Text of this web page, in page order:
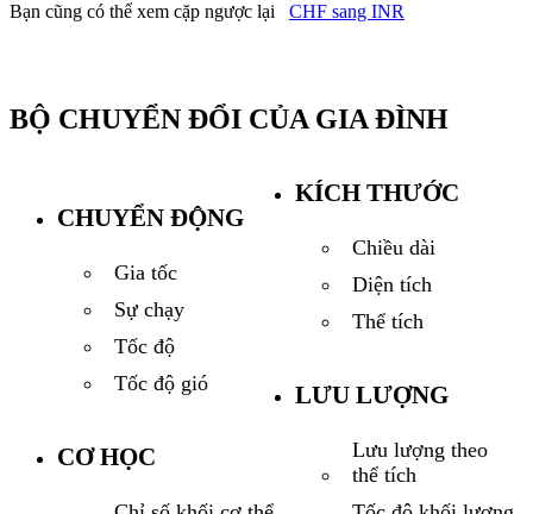
Bạn cũng có thể xem cặp ngược lại CHF sang INR
BỘ CHUYỂN ĐỔI CỦA GIA ĐÌNH
CHUYỂN ĐỘNG
Gia tốc
Sự chạy
Tốc độ
Tốc độ gió
CƠ HỌC
KÍCH THƯỚC
Chiều dài
Diện tích
Thể tích
LƯU LƯỢNG
Lưu lượng theo
thể tích